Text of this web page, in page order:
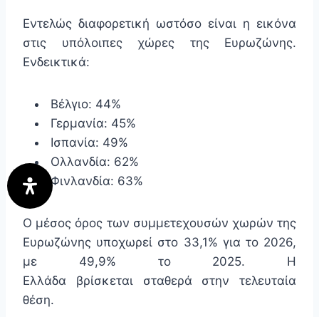
Εντελώς διαφορετική ωστόσο είναι η εικόνα
στις υπόλοιπες χώρες της Ευρωζώνης.
Ενδεικτικά:
Βέλγιο: 44%
Γερμανία: 45%
Ισπανία: 49%
Ολλανδία: 62%
Φινλανδία: 63%
Ο μέσος όρος των συμμετεχουσών χωρών της
Ευρωζώνης υποχωρεί στο 33,1% για το 2026,
με 49,9% το 2025. Η
Ελλάδα βρίσκεται σταθερά στην τελευταία
θέση.